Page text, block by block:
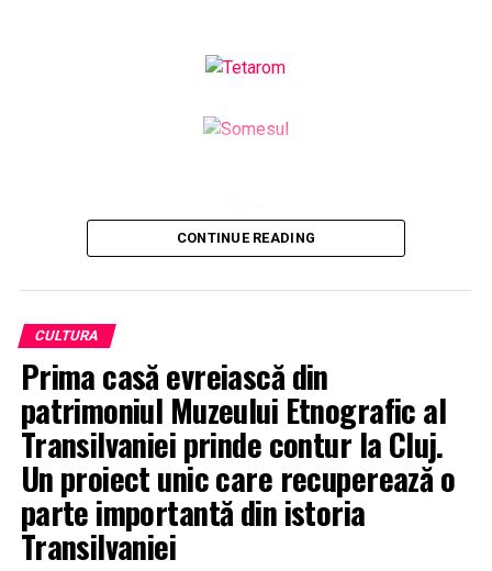
CONTINUE READING
CULTURA
Prima casă evreiască din
patrimoniul Muzeului Etnografic al
Transilvaniei prinde contur la Cluj.
Un proiect unic care recuperează o
parte importantă din istoria
Transilvaniei